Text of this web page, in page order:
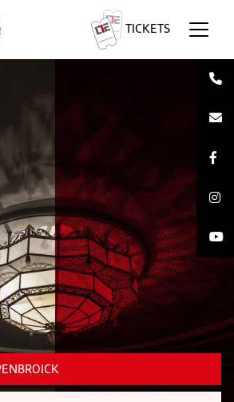
TICKETS